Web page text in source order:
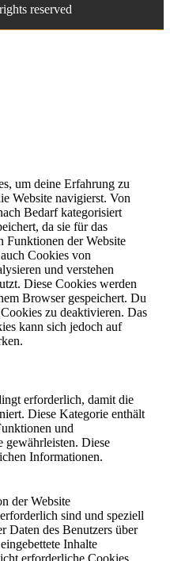
reserved
um deine Erfahrung zu
Website navigierst. Von
Bedarf kategorisiert
da sie für das
Funktionen der Website
Cookies von
und verstehen
Diese Cookies werden
Browser gespeichert. Du
zu deaktivieren. Das
kann sich jedoch auf
erforderlich, damit die
Diese Kategorie enthält
und
gewährleisten. Diese
Informationen.
der Website
sind und speziell
Daten des Benutzers über
Inhalte
erforderliche Cookies